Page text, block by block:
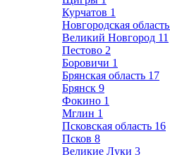
Курчатов 1
Новгородская область
Великий Новгород 11
Пестово 2
Боровичи 1
Брянская область 17
Брянск 9
Фокино 1
Мглин 1
Псковская область 16
Псков 8
Великие Луки 3